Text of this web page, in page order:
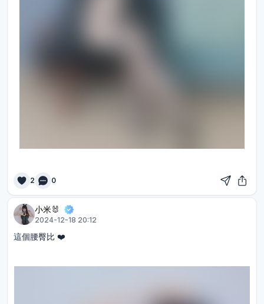
2 0
小米🐰
2024-12-18 20:12
這個腰臀比 ❤️